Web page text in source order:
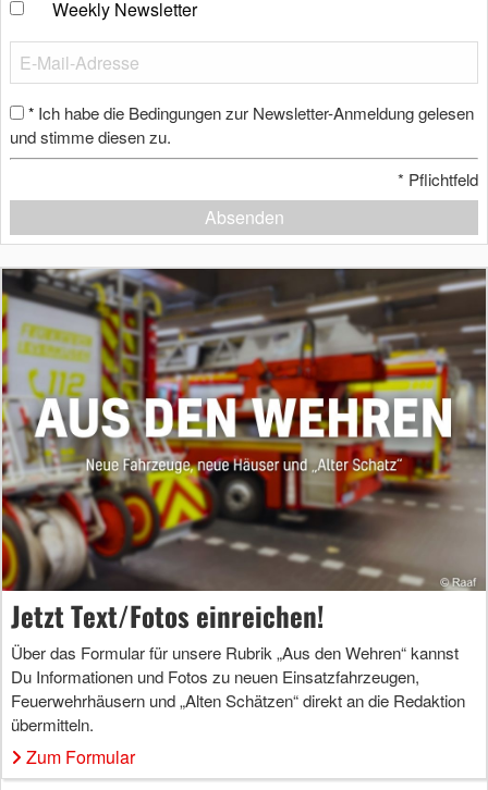
Weekly Newsletter
* Ich habe die Bedingungen zur Newsletter-Anmeldung gelesen
und stimme diesen zu.
* Pflichtfeld
Absenden
Jetzt Text/Fotos einreichen!
Über das Formular für unsere Rubrik „Aus den Wehren“ kannst
Du Informationen und Fotos zu neuen Einsatzfahrzeugen,
Feuerwehrhäusern und „Alten Schätzen“ direkt an die Redaktion
übermitteln.
Zum Formular